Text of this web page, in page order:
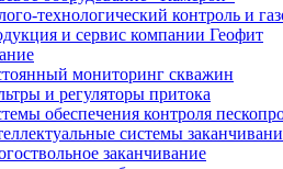
технологический контроль и
и сервис компании Геофит
мониторинг скважин
и регуляторы притока
обеспечения контроля
системы
заканчивание